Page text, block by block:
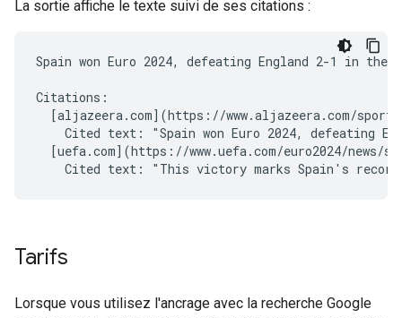
La sortie affiche le texte suivi de ses citations :
Spain won Euro 2024, defeating England 2-1 in
Citations:
[aljazeera.com](https://www.aljazeera.com/
Cited text: "Spain won Euro 2024, defeating
[uefa.com](https://www.uefa.com/euro2024/news/
Tarifs
Lorsque vous utilisez l'ancrage avec la recherche Google